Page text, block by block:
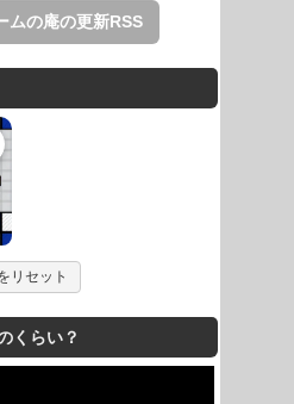
ムの庵の更新RSS
リセット
くらい？